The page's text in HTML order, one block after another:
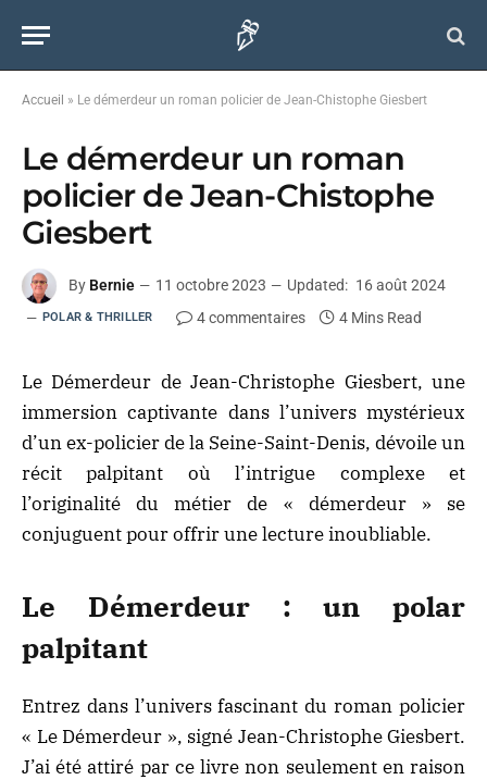
Accueil » Le démerdeur un roman policier de Jean-Chistophe Giesbert
Le démerdeur un roman
policier de Jean-Chistophe
Giesbert
By Bernie 11 octobre 2023 Updated: 16 août 2024
POLAR & THRILLER 4 commentaires 4 Mins Read
Le Démerdeur de Jean-Christophe Giesbert, une
immersion captivante dans l’univers mystérieux
d’un ex-policier de la Seine-Saint-Denis, dévoile un
récit palpitant où l’intrigue complexe et
l’originalité du métier de « démerdeur » se
conjuguent pour offrir une lecture inoubliable.
Le Démerdeur : un polar
palpitant
Entrez dans l’univers fascinant du roman policier
« Le Démerdeur », signé Jean-Christophe Giesbert.
J’ai été attiré par ce livre non seulement en raison